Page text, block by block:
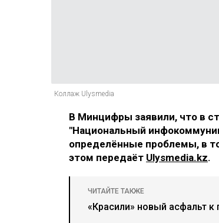
Коллаж Ulysmedia
В Минцифры заявили, что в
"Национальный
определённые проблемы, в
этом передаёт Ulysmedia.kz.
ЧИТАЙТЕ ТАКЖЕ
«Красили» новый асфальт